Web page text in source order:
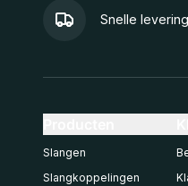
Snelle
Slangen
Slangkoppelingen